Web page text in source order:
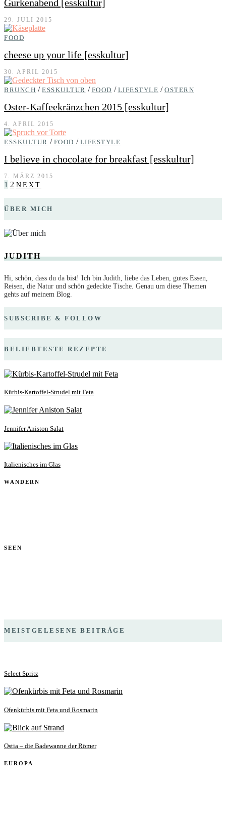
Gurkenabend [esskultur]
29. JULI 2015
FOOD
cheese up your life [esskultur]
30. APRIL 2015
BRUNCH / ESSKULTUR / FOOD / LIFESTYLE / OSTERN
Oster-Kaffeekränzchen 2015 [esskultur]
4. APRIL 2015
ESSKULTUR / FOOD / LIFESTYLE
I believe in chocolate for breakfast [esskultur]
7. MÄRZ 2015
1 2 NEXT
ÜBER MICH
JUDITH
Hi, schön, dass du da bist! Ich bin Judith, liebe das Leben, gutes Essen,
Reisen, die Natur und schön gedeckte Tische. Genau um diese Themen
gehts auf meinem Blog.
SUBSCRIBE & FOLLOW
BELIEBTESTE REZEPTE
Kürbis-Kartoffel-Strudel mit Feta
Jennifer Aniston Salat
Italienisches im Glas
WANDERN
SEEN
MEISTGELESENE BEITRÄGE
Select Spritz
Ofenkürbis mit Feta und Rosmarin
Ostia – die Badewanne der Römer
EUROPA